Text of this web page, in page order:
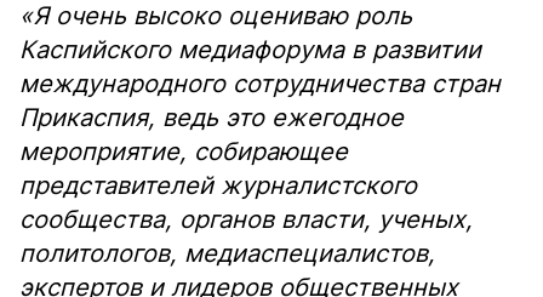
«Я очень высоко оцениваю роль
Каспийского медиафорума в развитии
международного сотрудничества стран
Прикаспия, ведь это ежегодное
мероприятие, собирающее
представителей журналистского
сообщества, органов власти, ученых,
политологов, медиаспециалистов,
экспертов и лидеров общественных